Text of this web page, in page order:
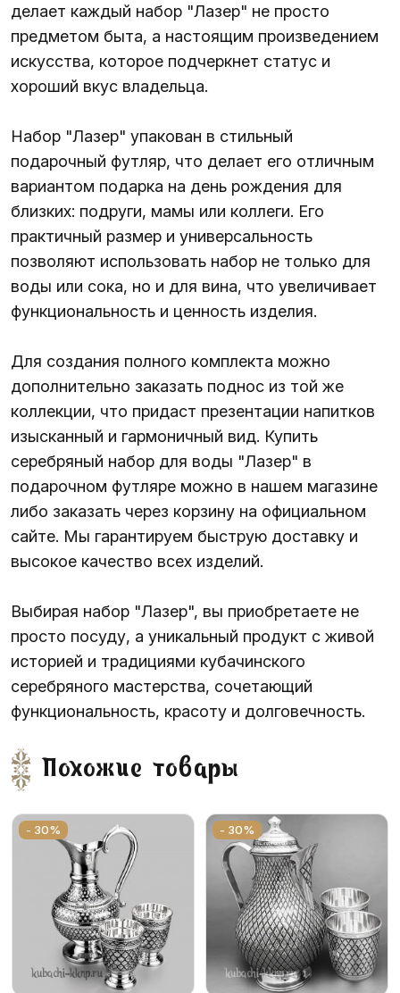
делает каждый набор "Лазер" не просто
предметом быта, а настоящим произведением
искусства, которое подчеркнет статус и
хороший вкус владельца.
Набор "Лазер" упакован в стильный
подарочный футляр, что делает его отличным
вариантом подарка на день рождения для
близких: подруги, мамы или коллеги. Его
практичный размер и универсальность
позволяют использовать набор не только для
воды или сока, но и для вина, что увеличивает
функциональность и ценность изделия.
Для создания полного комплекта можно
дополнительно заказать поднос из той же
коллекции, что придаст презентации напитков
изысканный и гармоничный вид. Купить
серебряный набор для воды "Лазер" в
подарочном футляре можно в нашем магазине
либо заказать через корзину на официальном
сайте. Мы гарантируем быструю доставку и
высокое качество всех изделий.
Выбирая набор "Лазер", вы приобретаете не
просто посуду, а уникальный продукт с живой
историей и традициями кубачинского
серебряного мастерства, сочетающий
функциональность, красоту и долговечность.
Похожие товары
- 30% - 30%